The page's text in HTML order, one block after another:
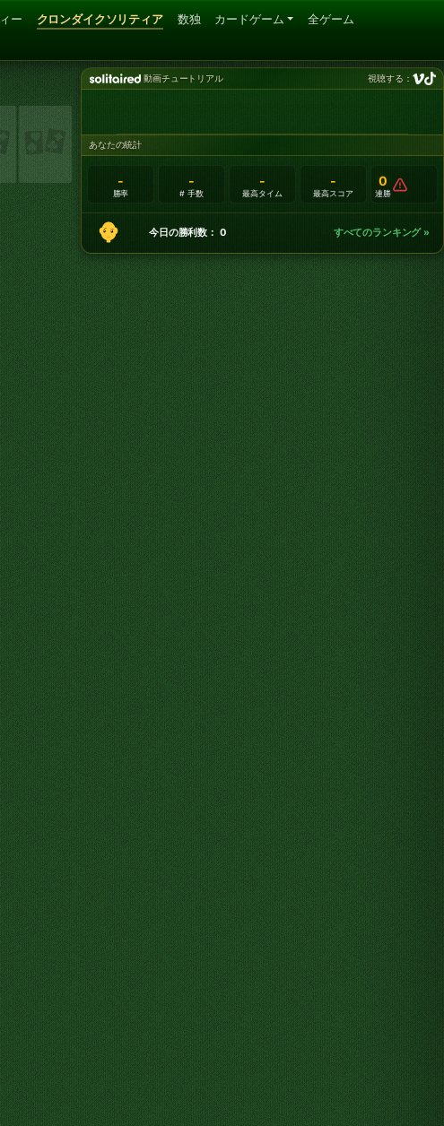
ー クロンダイクソリティア 数独 カードゲーム
全ゲーム
動画チュートリアル 視聴する：
あなたの統計
-
勝率
-
# 手数
-
最高タイム
-
最高スコア
0
連勝
今日の勝利数： 0 すべてのランキング »